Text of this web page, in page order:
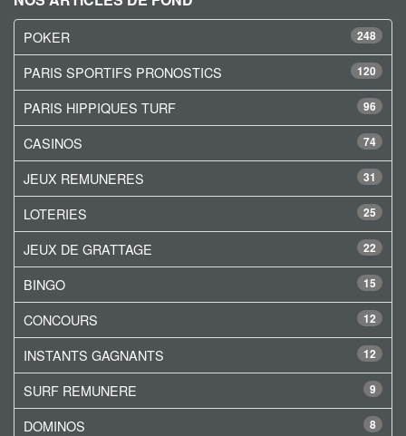
248
POKER
120
PARIS SPORTIFS PRONOSTICS
96
PARIS HIPPIQUES TURF
74
CASINOS
31
JEUX REMUNERES
25
LOTERIES
22
JEUX DE GRATTAGE
15
BINGO
12
CONCOURS
12
INSTANTS GAGNANTS
9
SURF REMUNERE
8
DOMINOS